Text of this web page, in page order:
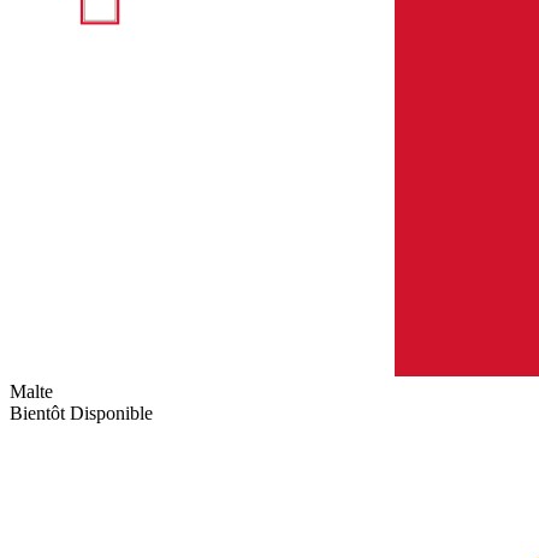
Malte
Bientôt Disponible